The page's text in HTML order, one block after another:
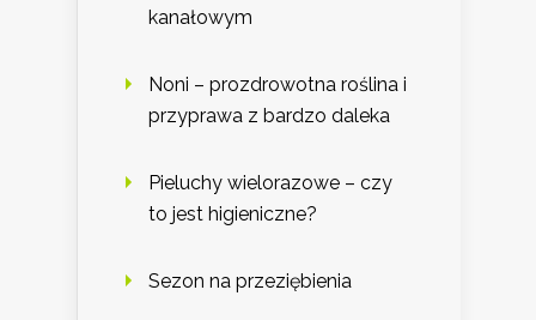
kanałowym
Noni – prozdrowotna roślina i
przyprawa z bardzo daleka
Pieluchy wielorazowe – czy
to jest higieniczne?
Sezon na przeziębienia